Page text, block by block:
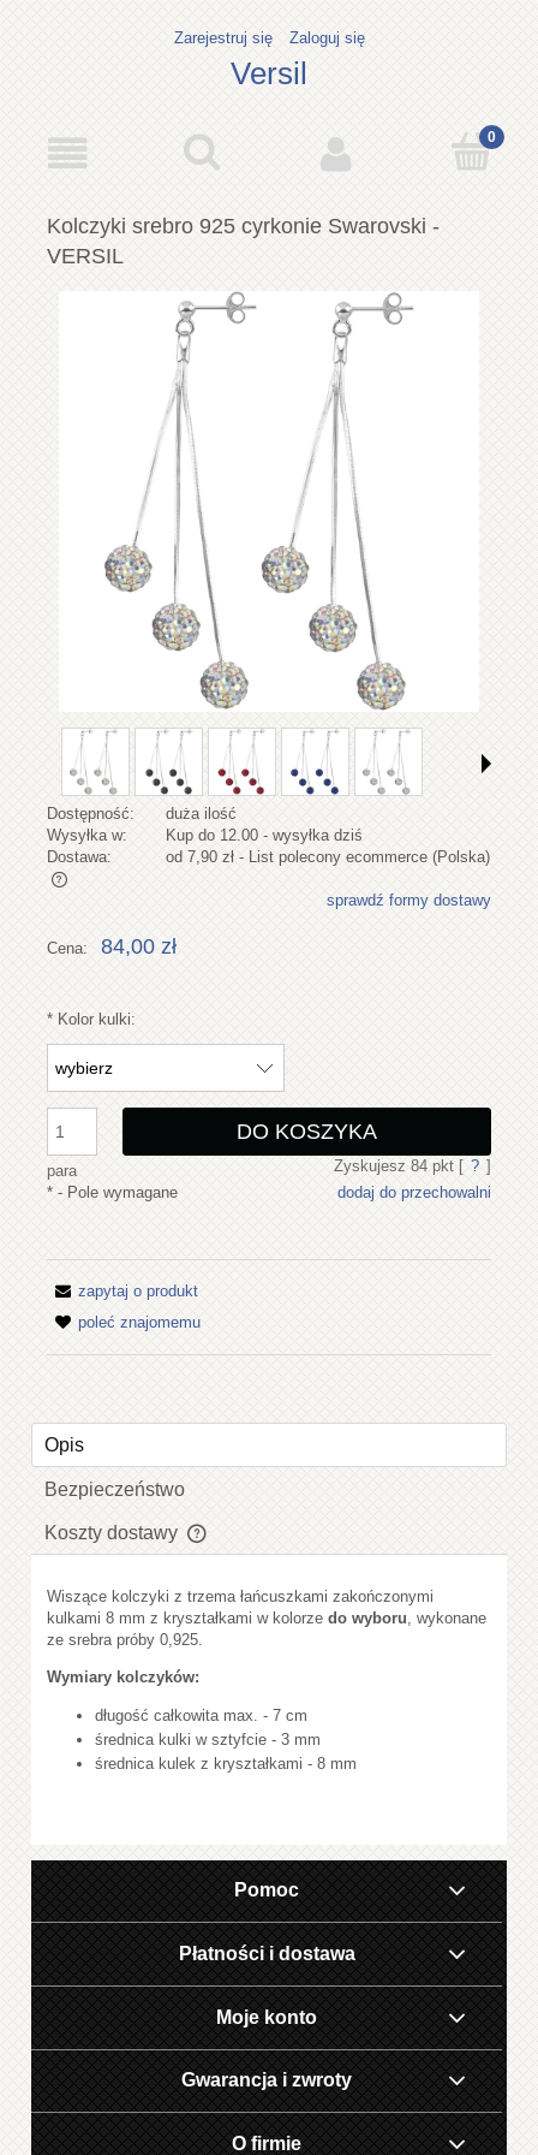
Zarejestruj się Zaloguj się
Versil
Kolczyki srebro 925 cyrkonie Swarovski -
VERSIL
Dostępność:
duża ilość
Wysyłka w:
Kup do 12.00 - wysyłka dziś
Dostawa:
od 7,90 zł - List polecony ecommerce (Polska)
Cena nie zawiera ewentualnych kosztów płatności
sprawdź formy dostawy
Cena: 84,00 zł
* Kolor kulki:
para
DO KOSZYKA
Zyskujesz 84pkt [ ? ]
dodaj do przechowalni
* - Pole wymagane
zapytaj o produkt
poleć znajomemu
Opis
Bezpieczeństwo
Koszty dostawy
Cena nie zawiera ewentualnych kosztów płatności
Wiszące kolczyki z trzema łańcuszkami zakończonymi
kulkami 8 mm z kryształkami w kolorze do wyboru , wykonane
ze srebra próby 0,925.
Wymiary kolczyków:
długość całkowita max. - 7 cm
średnica kulki w sztyfcie - 3 mm
średnica kulek z kryształkami - 8 mm
Pomoc
Płatności i dostawa
Moje konto
Gwarancja i zwroty
O firmie